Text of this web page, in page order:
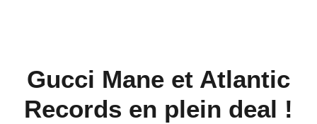
Gucci Mane et Atlantic
Records en plein deal !